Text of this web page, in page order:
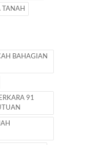
TANAH
BAHAGIAN
91